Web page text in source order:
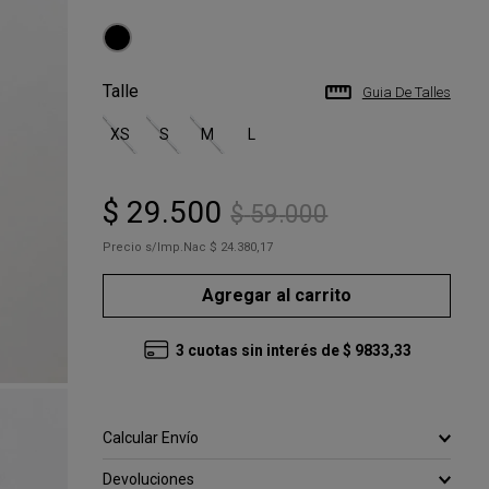
Talle
XS S M
Guia De Talles
$ 29.500 $ 59.000
Precio s/Imp.Nac $ 24.380,17
Agregar al carrito
3 cuotas sin interés de $ 9833,33
Calcular Envío
Devoluciones